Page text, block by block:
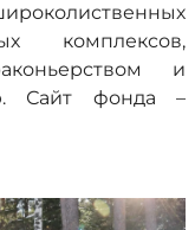
комплексов,
и
Сайт фонда –